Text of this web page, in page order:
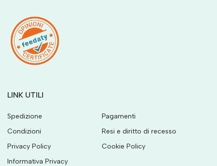
LINK UTILI
Spedizione
Pagamenti
Condizioni
Resi e diritto di recesso
Privacy Policy
Cookie Policy
Informativa Privacy